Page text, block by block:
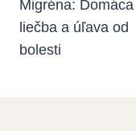
V
Článku
Migréna: Domáca
liečba a úľava od
bolesti